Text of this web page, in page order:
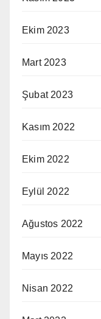
Ekim 2023
Mart 2023
Şubat 2023
Kasım 2022
Ekim 2022
Eylül 2022
Ağustos 2022
Mayıs 2022
Nisan 2022